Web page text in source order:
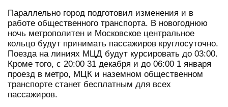
Параллельно город подготовил изменения и в
работе общественного транспорта. В новогоднюю
ночь метрополитен и Московское центральное
кольцо будут принимать пассажиров круглосуточно.
Поезда на линиях МЦД будут курсировать до 03:00.
Кроме того, с 20:00 31 декабря и до 06:00 1 января
проезд в метро, МЦК и наземном общественном
транспорте станет бесплатным для всех
пассажиров.